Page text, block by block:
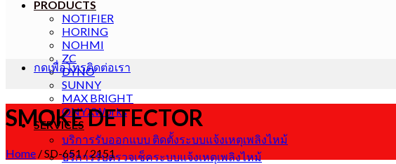
PRODUCTS
NOTIFIER
HORING
NOHMI
ZC
DYNO
SUNNY
MAX BRIGHT
ONYXWorks
SERVICES
บริการรับออกแบบ ติดตั้งระบบแจ้งเหตุเพลิงไหม้
บริการรับตรวจเช็คระบบแจ้งเหตุเพลิงไหม้
กดเพื่อโทรติดต่อเรา
SMOKE DETECTOR
Home /SD-651 / 2151